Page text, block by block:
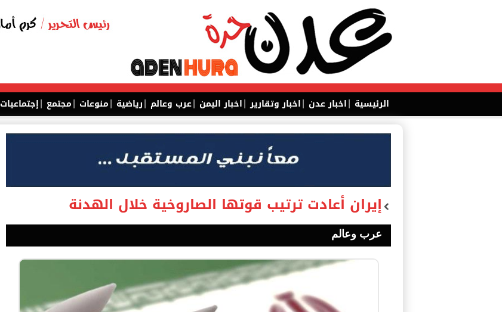
الرئيسية |اخبار عدن |اخبار وتقارير |اخبار اليمن |عرب وعالم |رياضية |منوعات |مجتمع |إجتماعيات
إيران أعادت ترتيب قوتها الصاروخية خلال الهدنة
عرب وعالم